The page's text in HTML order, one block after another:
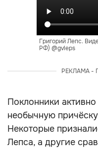
Григорий Лепс.
РФ) @gvleps
РЕКЛАМА -
Поклонники
необычную
Некоторые
Лепса, а другие